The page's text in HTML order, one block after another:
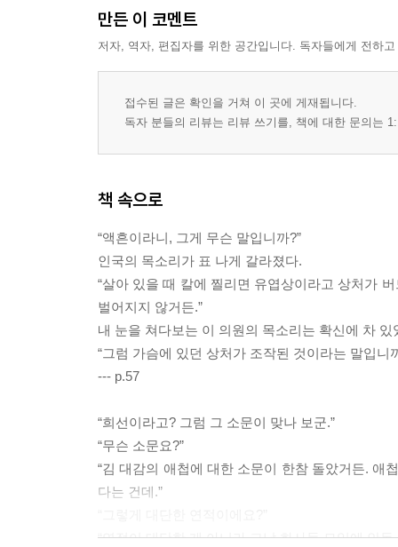
만든 이 코멘트
저자, 역자, 편집자를 위한 공간입니다. 독자들에게 전하
접수된 글은 확인을 거쳐 이 곳에 게재됩니다.
독자 분들의 리뷰는 리뷰 쓰기를, 책에 대한 문의는
책 속으로
“액흔이라니, 그게 무슨 말입니까?”
인국의 목소리가 표 나게 갈라졌다.
“살아 있을 때 칼에 찔리면 유엽상이라고 상처가
벌어지지 않거든.”
내 눈을 쳐다보는 이 의원의 목소리는 확신에 차 있
“그럼 가슴에 있던 상처가 조작된 것이라는 말입니
--- p.57
“희선이라고? 그럼 그 소문이 맞나 보군.”
“무슨 소문요?”
“김 대감의 애첩에 대한 소문이 한참 돌았거든. 애
다는 건데.”
“연적이 대단한 게 아니라 그날 화사들 모임에 안